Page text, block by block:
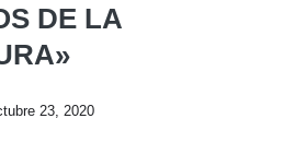
DE LA
23, 2020